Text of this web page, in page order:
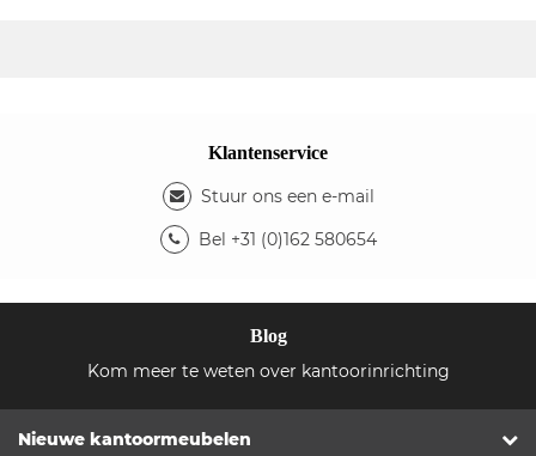
Klantenservice
Stuur ons een e-mail
Bel +31 (0)162 580654
Blog
Kom meer te weten over kantoorinrichting
Nieuwe kantoormeubelen